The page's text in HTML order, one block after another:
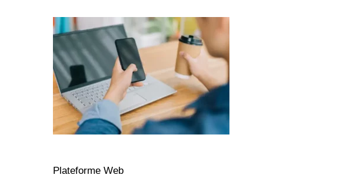
Plateforme Web